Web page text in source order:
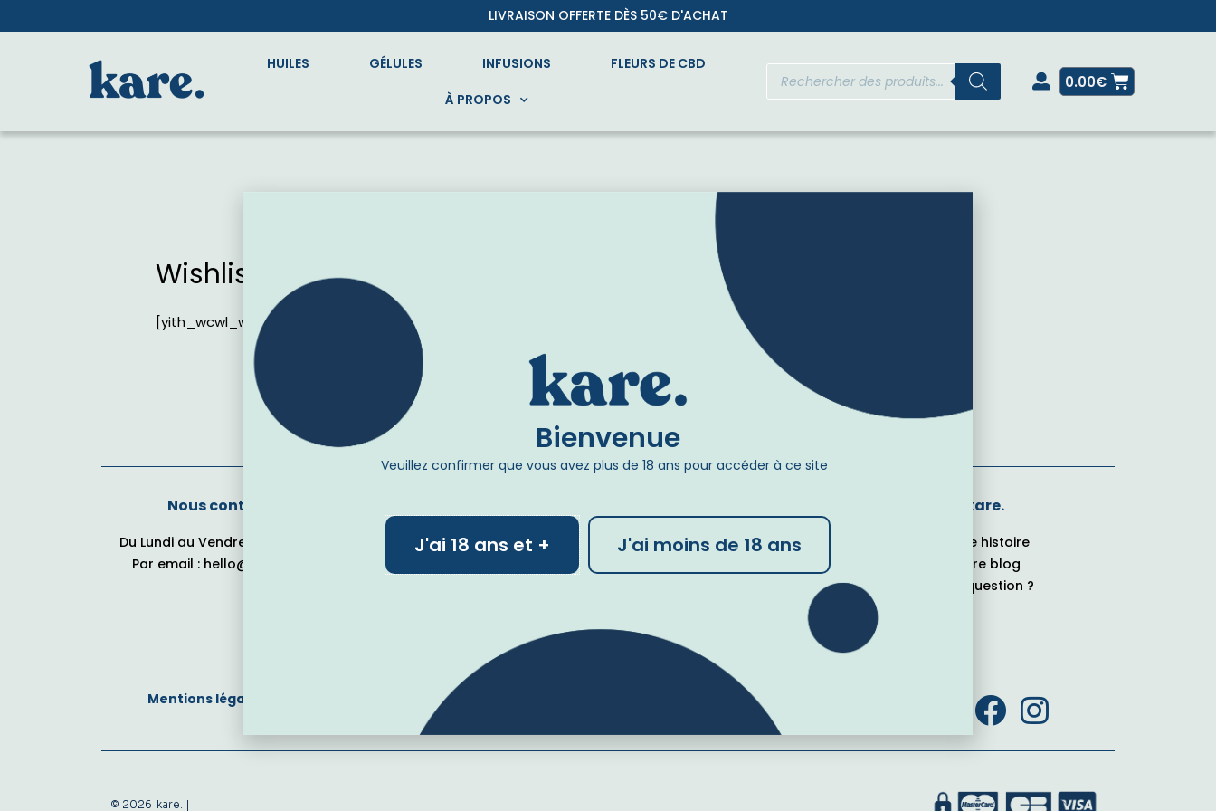
LIVRAISON OFFERTE DÈS 50€ D'ACHAT
HUILES GÉLULES INFUSIONS
FLEURS DE CBD
À PROPOS
0.00€
Wishlist
[yith_wcwl_wishlist]
Nous contacter
Du Lundi au Vendredi de 9h à 17h
Par email : hello@takekare.fr
Inscrivez-vous à la newsletter
et recevez -15% sur votre première commande :
S'inscrire
kare.
Notre histoire
Notre blog
Une question ?
Mentions légales Politique de confidentialité
Paiement sécurisé
© 2026 kare. |
Bienvenue
Veuillez confirmer que vous avez plus de 18 ans pour accéder à ce site
J'ai 18 ans et + J'ai moins de 18 ans